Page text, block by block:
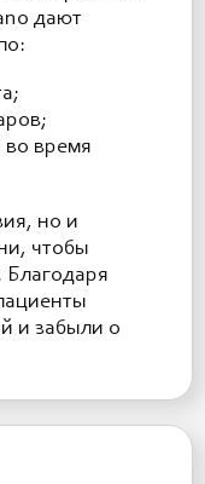
дают
время
но и
чтобы
Благодаря
и забыли о